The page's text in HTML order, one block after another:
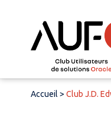
Accueil > Club J.D.